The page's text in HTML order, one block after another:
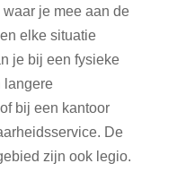
je mee aan de
elke situatie
je bij een fysieke
langere
bij een kantoor
De
zijn ook legio.